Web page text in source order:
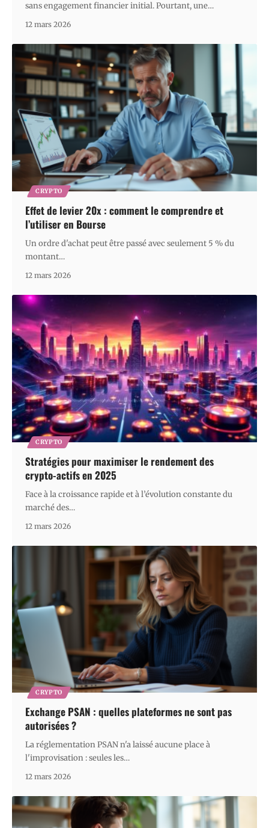
sans engagement financier initial. Pourtant, une…
12 mars 2026
CRYPTO
Effet de levier 20x : comment le comprendre et
l’utiliser en Bourse
Un ordre d'achat peut être passé avec seulement 5 % du
montant…
12 mars 2026
CRYPTO
Stratégies pour maximiser le rendement des
crypto-actifs en 2025
Face à la croissance rapide et à l’évolution constante du
marché des…
12 mars 2026
CRYPTO
Exchange PSAN : quelles plateformes ne sont pas
autorisées ?
La réglementation PSAN n'a laissé aucune place à
l'improvisation : seules les…
12 mars 2026